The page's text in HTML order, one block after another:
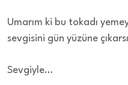
Umarım ki bu tokadı
sevgisini gün yüzüne
Sevgiyle…